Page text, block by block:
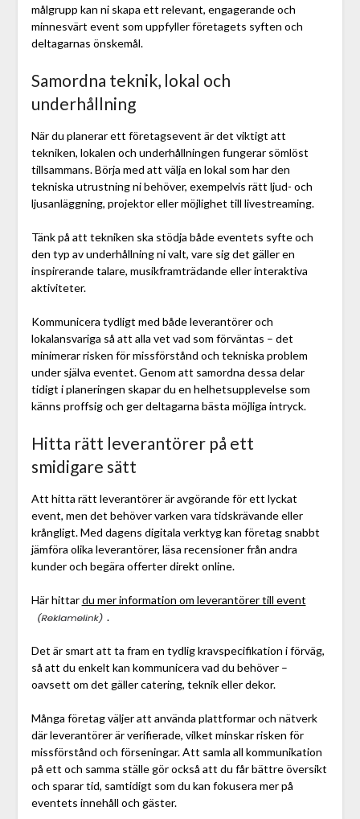
målgrupp kan ni skapa ett relevant, engagerande och
minnesvärt event som uppfyller företagets syften och
deltagarnas önskemål.
Samordna teknik, lokal och
underhållning
När du planerar ett företagsevent är det viktigt att
tekniken, lokalen och underhållningen fungerar sömlöst
tillsammans. Börja med att välja en lokal som har den
tekniska utrustning ni behöver, exempelvis rätt ljud- och
ljusanläggning, projektor eller möjlighet till livestreaming.
Tänk på att tekniken ska stödja både eventets syfte och
den typ av underhållning ni valt, vare sig det gäller en
inspirerande talare, musikframträdande eller interaktiva
aktiviteter.
Kommunicera tydligt med både leverantörer och
lokalansvariga så att alla vet vad som förväntas – det
minimerar risken för missförstånd och tekniska problem
under själva eventet. Genom att samordna dessa delar
tidigt i planeringen skapar du en helhetsupplevelse som
känns proffsig och ger deltagarna bästa möjliga intryck.
Hitta rätt leverantörer på ett
smidigare sätt
Att hitta rätt leverantörer är avgörande för ett lyckat
event, men det behöver varken vara tidskrävande eller
krångligt. Med dagens digitala verktyg kan företag snabbt
jämföra olika leverantörer, läsa recensioner från andra
kunder och begära offerter direkt online.
Här hittardu mer information om leverantörer till event
.
Det är smart att ta fram en tydlig kravspecifikation i förväg,
så att du enkelt kan kommunicera vad du behöver –
oavsett om det gäller catering, teknik eller dekor.
Många företag väljer att använda plattformar och nätverk
där leverantörer är verifierade, vilket minskar risken för
missförstånd och förseningar. Att samla all kommunikation
på ett och samma ställe gör också att du får bättre översikt
och sparar tid, samtidigt som du kan fokusera mer på
eventets innehåll och gäster.